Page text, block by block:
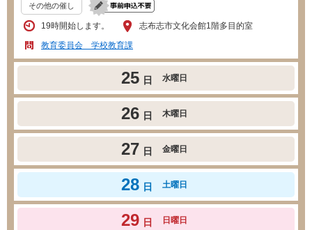
その他の催し
19時開始します。
志布志市文化会館1階多目的室
教育委員会 学校教育課
25 日 水曜日
26 日 木曜日
27 日 金曜日
28 日 土曜日
29 日 日曜日